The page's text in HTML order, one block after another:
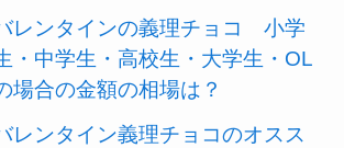
レンタインの義理チョコ 小学
・中学生・高校生・大学生・OL
場合の金額の相場は？
レンタイン義理チョコのオスス